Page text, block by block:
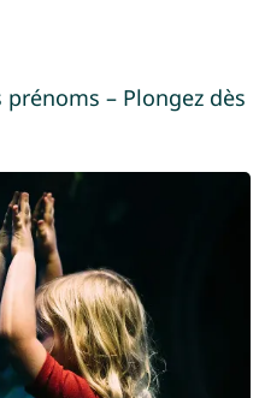
– Plongez dès